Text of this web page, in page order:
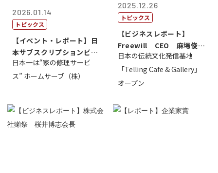
2026.01.14
トピックス
【イベント・レポート】日
本サブスクリプションビジ
ネス大賞20...
日本一は“家の修理サービ
ス” ホームサーブ（株）
2025.12.26
トピックス
【ビジネスレポート】
Freewill CEO 麻場俊行
氏
日本の伝統文化発信基地
「Telling Cafe & Gallery」
オープン